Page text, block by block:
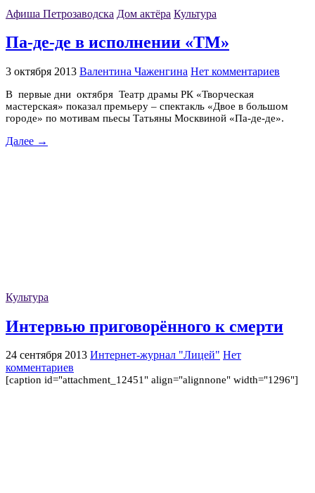
Афиша Петрозаводска Дом актёра Культура
Па-де-де в исполнении «ТМ»
3 октября 2013 Валентина Чаженгина Нет комментариев
В первые дни октября Театр драмы РК «Творческая
мастерская» показал премьеру – спектакль «Двое в большом
городе» по мотивам пьесы Татьяны Москвиной «Па-де-де».
Далее →
Культура
Интервью приговорённого к смерти
24 сентября 2013 Интернет-журнал "Лицей" Нет
комментариев
[caption id="attachment_12451" align="alignnone" width="1296"]